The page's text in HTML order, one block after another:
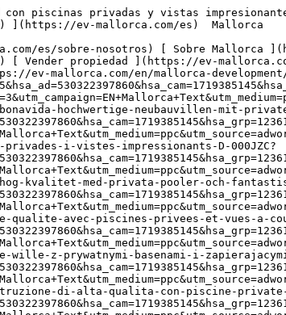
843198270608%3Adsa-111224834417&hsa_ver=3&utm_campaign=EN+Mallorca+Text&utm_medium=ppc&utm_source=adwords&utm_term=)   [ Polski ](https://ev-mallorca.com/pl/majorce-nowe-projekty-budowlane/bonavida-wysokiej-jakosci-nowe-wille-z-prywatnymi-basenami-i-zapierajacymi-dech-w-piersiach-widokami-D-000JZC?gad_source=1&hsa_acc=5711025395&hsa_ad=530322397860&hsa_cam=1719385145&hsa_grp=123611402585&hsa_kw=&hsa_mt=&hsa_net=adwords&hsa_src=g&hsa_tgt=aud-843198270608%3Adsa-111224834417&hsa_ver=3&utm_campaign=EN+Mallorca+Text&utm_medium=ppc&utm_source=adwords&utm_term=)   [ Italiano ](https://ev-mallorca.com/it/maiorca-progetto-nuova-costruzione/bonavida-ville-di-nuova-costruzione-di-alta-qualita-con-piscine-private-e-viste-mozzafiato-D-000JZC?gad_source=1&hsa_acc=5711025395&hsa_ad=530322397860&hsa_cam=1719385145&hsa_grp=123611402585&hsa_kw=&hsa_mt=&hsa_net=adwords&hsa_src=g&hsa_tgt=aud-843198270608%3Adsa-111224834417&hsa_ver=3&utm_campaign=EN+Mallorca+Text&utm_medium=ppc&utm_source=adwords&utm_term=)   [ Dutch ](https://ev-mallorca.com/nl/mallorca-nieuwbouw-project/bonavida-hoogwaardige-nieuwbouwvillas-met-privezwembad-en-adembenemend-uitzicht-D-000JZC?gad_source=1&hsa_acc=5711025395&hsa_ad=530322397860&hsa_cam=1719385145&hsa_grp=123611402585&hsa_kw=&hsa_mt=&hsa_net=adwords&hsa_src=g&hsa_tgt=aud-843198270608%3Adsa-111224834417&hsa_ver=3&utm_campaign=EN+Mallorca+Text&utm_medium=ppc&utm_source=adwords&utm_term=)   [ Русский ](https://ev-mallorca.com/ru/novostroy-mayorka/bonavida-vysokokacestvennye-novye-villy-s-castnymi-basseinami-i-zaxvatyvaiushhimi-dux-vidami-D-000JZC?gad_source=1&hsa_acc=5711025395&hsa_ad=530322397860&hsa_cam=1719385145&hsa_grp=123611402585&hsa_kw=&hsa_mt=&hsa_net=adwords&hsa_src=g&hsa_tgt=aud-843198270608%3Adsa-111224834417&hsa_ver=3&utm_campaign=EN+Mallorca+Text&utm_medium=ppc&utm_source=adwords&utm_term=)   [ Dansk ](https://ev-mallorca.com/da/mallorca-nye-bolig/bonavida-nybyggede-villaer-af-hoj-kvalitet-med-private-pools-og-betagende-udsigt-D-000JZC?gad_source=1&hsa_acc=5711025395&hsa_ad=530322397860&hsa_cam=1719385145&hsa_grp=123611402585&hsa_kw=&hsa_mt=&hsa_net=adwords&hsa_src=g&hsa_tgt=aud-843198270608%3Adsa-111224834417&hsa_ver=3&utm_campaign=EN+Mallorca+Text&utm_medium=ppc&utm_source=adwords&utm_term=)   

  Comprar  [ Todas las propiedades ](https://ev-mallorca.com/es/